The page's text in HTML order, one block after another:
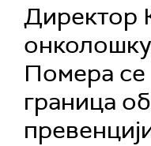
Директор
онколошку
Помера се
граница